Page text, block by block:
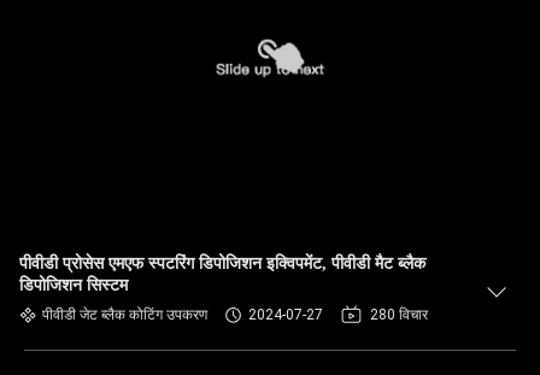
पीवीडी प्रोसेस एमएफ स्पटरिंग डिपोजिशन इक्विपमेंट, पीवीडी मैट ब्लैक
डिपोजिशन सिस्टम
पीवीडी जेट ब्लैक कोटिंग उपकरण 2024-07-27 280 विचार